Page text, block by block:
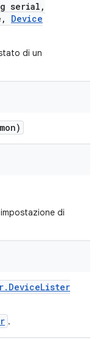
serial ,
,
Device
di un
mon)
di
. DeviceLister
.